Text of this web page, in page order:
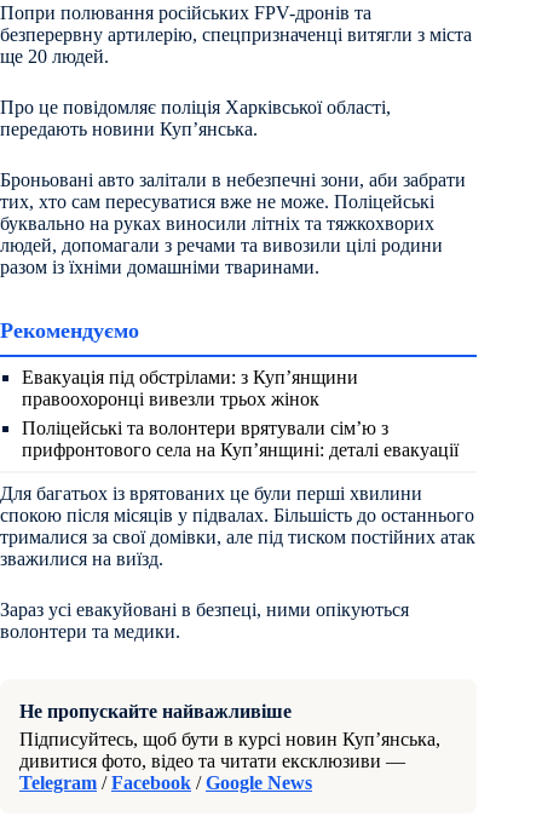
Попри полювання російських FPV-дронів та
безперервну артилерію, спецпризначенці витягли з міста
ще 20 людей.
Про це повідомляє поліція Харківської області,
передають новини Куп’янська.
Броньовані авто залітали в небезпечні зони, аби забрати
тих, хто сам пересуватися вже не може. Поліцейські
буквально на руках виносили літніх та тяжкохворих
людей, допомагали з речами та вивозили цілі родини
разом із їхніми домашніми тваринами.
Рекомендуємо
Евакуація під обстрілами: з Куп’янщини
правоохоронці вивезли трьох жінок
Поліцейські та волонтери врятували сім’ю з
прифронтового села на Куп’янщині: деталі евакуації
Для багатьох із врятованих це були перші хвилини
спокою після місяців у підвалах. Більшість до останнього
трималися за свої домівки, але під тиском постійних атак
зважилися на виїзд.
Зараз усі евакуйовані в безпеці, ними опікуються
волонтери та медики.
Не пропускайте найважливіше
Підписуйтесь, щоб бути в курсі новин Куп’янська,
дивитися фото, відео та читати ексклюзиви —
Telegram /Facebook /Google News